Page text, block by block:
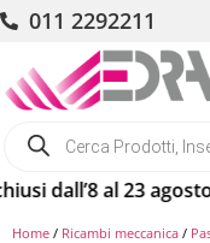
011 2292211
al 23 agosto
Home / Ricambi meccanica /